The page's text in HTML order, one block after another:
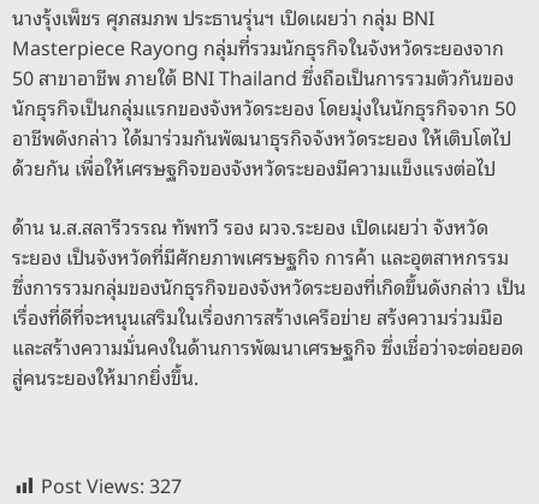
นางรุ้งเพ็ชร ศุภสมภพ ประธานรุ่นฯ เปิดเผยว่า กลุ่ม BNI
Masterpiece Rayong กลุ่มที่รวมนักธุรกิจในจังหวัดระยองจาก
50 สาขาอาชีพ ภายใต้ BNI Thailand ซึ่งถือเป็นการรวมตัวกันของ
นักธุรกิจเป็นกลุ่มแรกของจังหวัดระยอง โดยมุ่งในนักธุรกิจจาก 50
อาชีพดังกล่าว ได้มาร่วมกันพัฒนาธุรกิจจังหวัดระยอง ให้เติบโตไป
ด้วยกัน เพื่อให้เศรษฐกิจของจังหวัดระยองมีความแข็งแรงต่อไป
ด้าน น.ส.สลารีวรรณ ทัพทวี รอง ผวจ.ระยอง เปิดเผยว่า จังหวัด
ระยอง เป็นจังหวัดที่มีศักยภาพเศรษฐกิจ การค้า และอุตสาหกรรม
ซึ่งการรวมกลุ่มของนักธุรกิจของจังหวัดระยองที่เกิดขึ้นดังกล่าว เป็น
เรื่องที่ดีที่จะหนุนเสริมในเรื่องการสร้างเครือข่าย สร้งความร่วมมือ
และสร้างความมั่นคงในด้านการพัฒนาเศรษฐกิจ ซึ่งเชื่อว่าจะต่อยอด
สู่คนระยองให้มากยิ่งขึ้น.
Post Views:327